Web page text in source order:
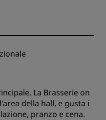
La Brasserie on
della hall, e gusta i
pranzo e cena.